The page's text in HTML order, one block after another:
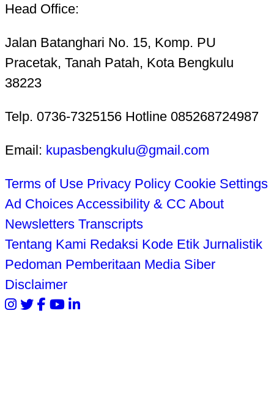
Head Office:
Jalan Batanghari No. 15, Komp. PU
Pracetak, Tanah Patah, Kota Bengkulu
38223
Telp. 0736-7325156 Hotline 085268724987
Email: kupasbengkulu@gmail.com
Terms of Use Privacy Policy Cookie Settings
Ad Choices Accessibility & CC About
Newsletters Transcripts
Tentang Kami Redaksi Kode Etik Jurnalistik
Pedoman Pemberitaan Media Siber
Disclaimer